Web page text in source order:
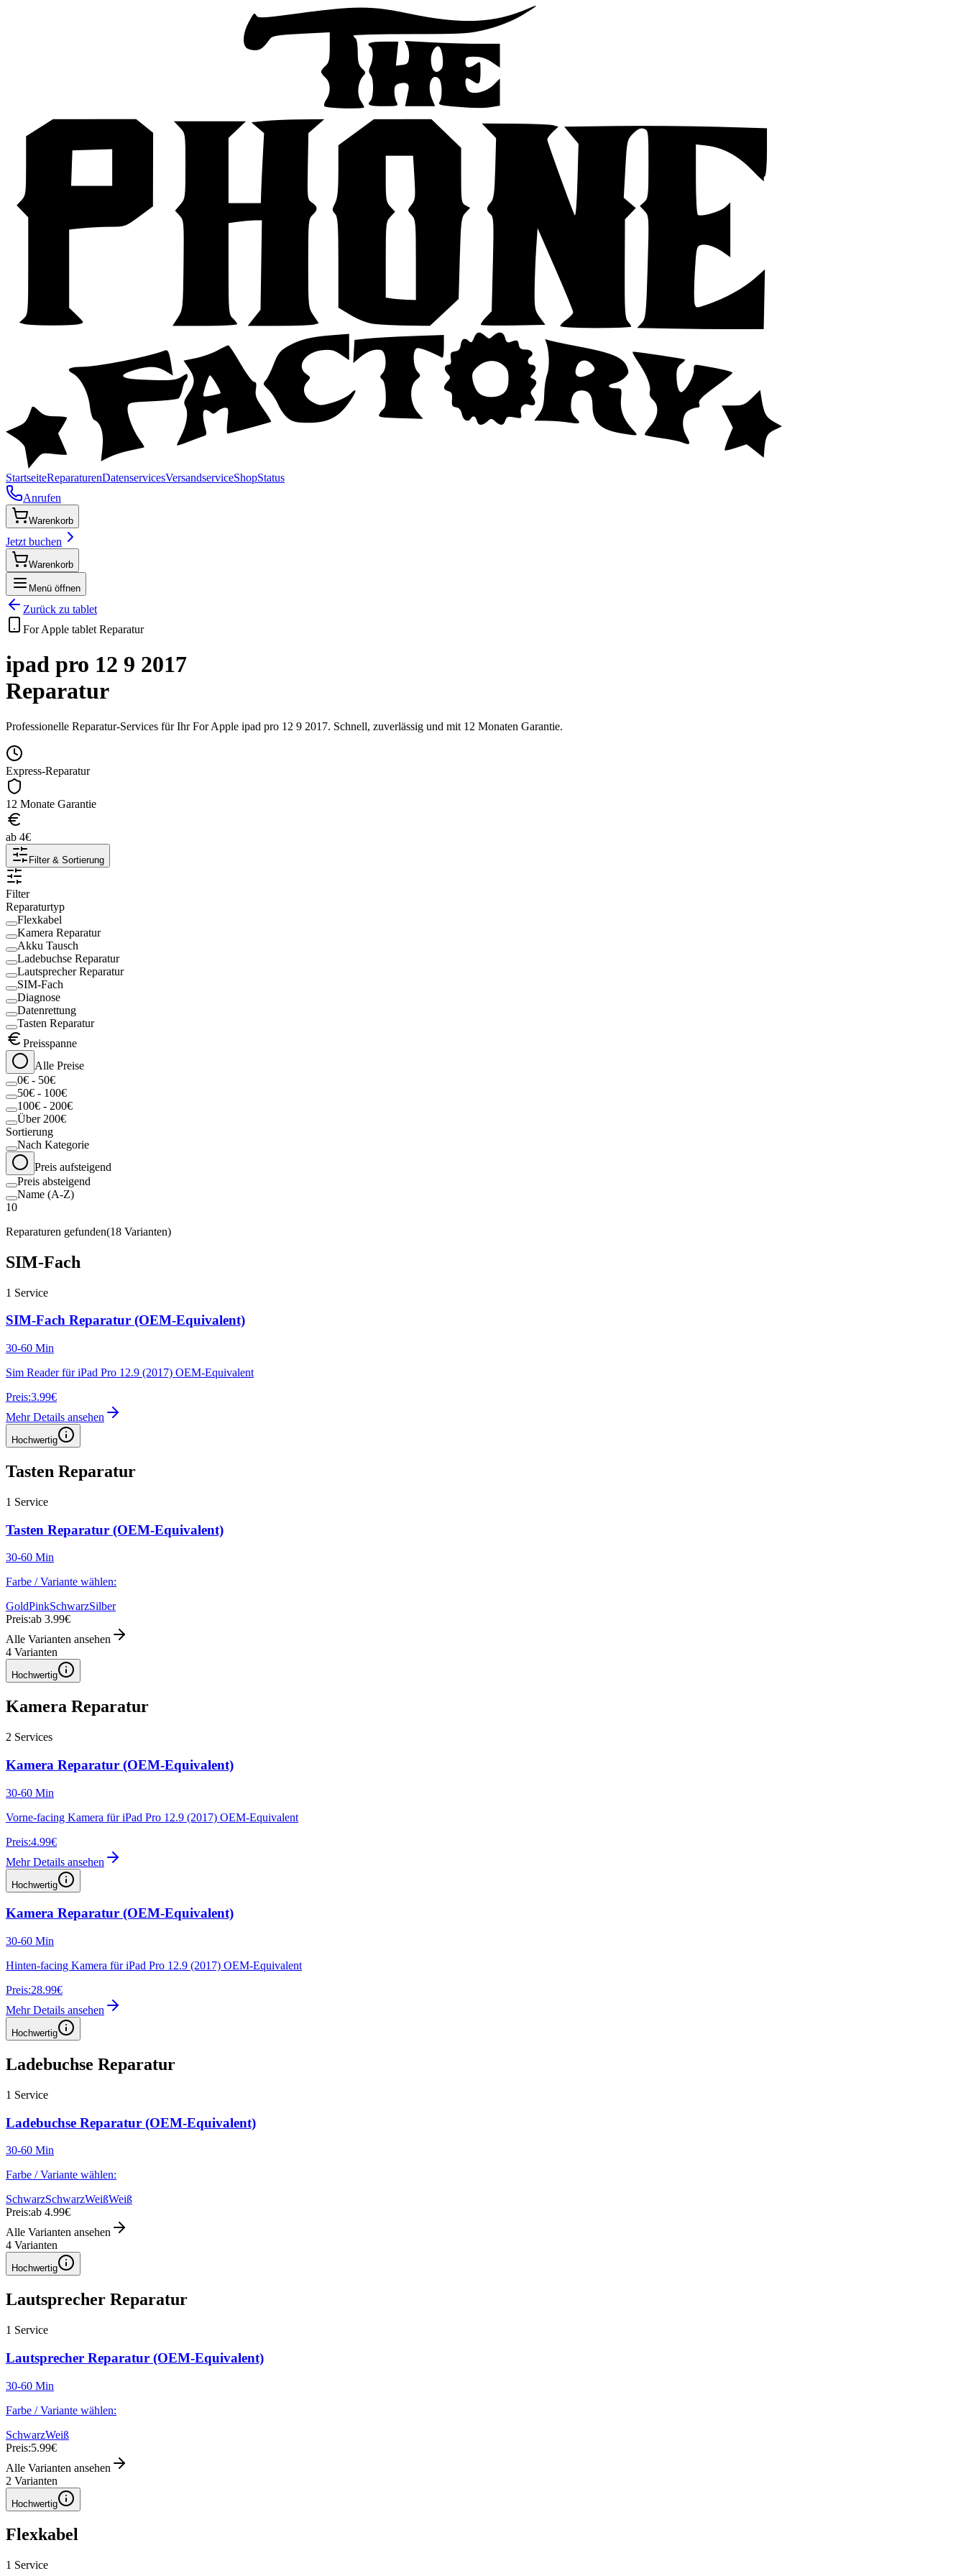
StartseiteReparaturenDatenservicesVersandserviceShopStatus
Anrufen
Warenkorb
Jetzt buchen
Warenkorb
Menü öffnen
Zurück zu tablet
For Apple tablet Reparatur
ipad pro 12 9 2017
Reparatur
Professionelle Reparatur-Services für IhrFor Apple ipad pro 12 9 2017. Schnell, zuverlässig und mit 12 Monaten Garantie.
Express-Reparatur
12 Monate Garantie
ab 4€
Filter & Sortierung
Filter
Reparaturtyp
Flexkabel
Kamera Reparatur
Akku Tausch
Ladebuchse Reparatur
Lautsprecher Reparatur
SIM-Fach
Diagnose
Datenrettung
Tasten Reparatur
Preisspanne
Alle Preise
0€ - 50€
50€ - 100€
100€ - 200€
Über 200€
Sortierung
Nach Kategorie
Preis aufsteigend
Preis absteigend
Name (A-Z)
10
Reparaturen gefunden(18 Varianten)
SIM-Fach
1 Service
SIM-Fach Reparatur (OEM-Equivalent)
30-60 Min
Sim Reader für iPad Pro 12.9 (2017) OEM-Equivalent
Preis:3.99€
Mehr Details ansehen
Hochwertig
Tasten Reparatur
1 Service
Tasten Reparatur (OEM-Equivalent)
30-60 Min
Farbe / Variante wählen:
GoldPinkSchwarzSilber
Preis:ab 3.99€
Alle Varianten ansehen
4 Varianten
Hochwertig
Kamera Reparatur
2 Services
Kamera Reparatur (OEM-Equivalent)
30-60 Min
Vorne-facing Kamera für iPad Pro 12.9 (2017) OEM-Equivalent
Preis:4.99€
Mehr Details ansehen
Hochwertig
Kamera Reparatur (OEM-Equivalent)
30-60 Min
Hinten-facing Kamera für iPad Pro 12.9 (2017) OEM-Equivalent
Preis:28.99€
Mehr Details ansehen
Hochwertig
Ladebuchse Reparatur
1 Service
Ladebuchse Reparatur (OEM-Equivalent)
30-60 Min
Farbe / Variante wählen:
SchwarzSchwarzWeißWeiß
Preis:ab 4.99€
Alle Varianten ansehen
4 Varianten
Hochwertig
Lautsprecher Reparatur
1 Service
Lautsprecher Reparatur (OEM-Equivalent)
30-60 Min
Farbe / Variante wählen:
SchwarzWeiß
Preis:5.99€
Alle Varianten ansehen
2 Varianten
Hochwertig
Flexkabel
1 Service